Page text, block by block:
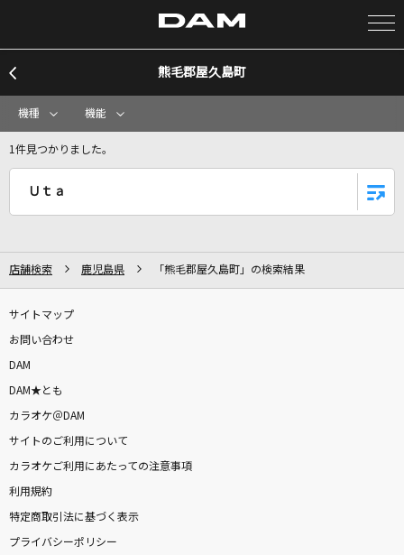
カラオケ検索
全国りれき
V.斉藤壮馬)、遊木真(CV.森久保祥太郎)、衣更真緒(CV.梶裕貴)、礼瀬マヨ
零(CV.増田俊樹)、乱凪砂(CV.諏訪部順一)
恋月夜
竹内力(RIKI)
熊毛郡屋久島町
機種 機能
1件見つかりました。
Ｕｔａ
店舗検索 鹿児島県 「熊毛郡屋久島町」の検索結果
サイトマップ
お問い合わせ
DAM
DAM★とも
カラオケ＠DAM
サイトのご利用について
カラオケご利用にあたっての注意事項
利用規約
特定商取引法に基づく表示
プライバシーポリシー